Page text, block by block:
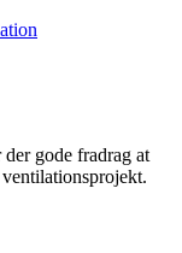
gode fradrag at